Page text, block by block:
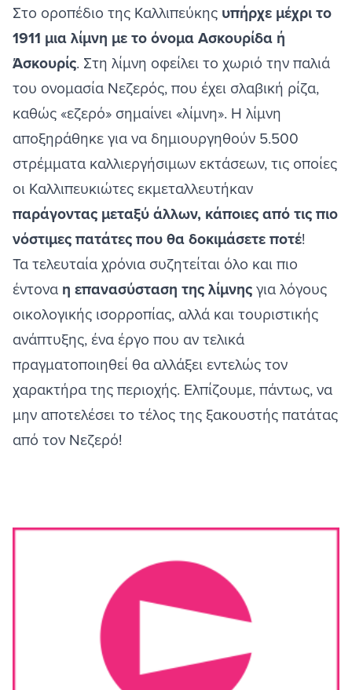
Στο οροπέδιο της Καλλιπεύκης υπήρχε μέχρι το
1911 μια λίμνη με το όνομα Ασκουρίδα ή
Άσκουρίς. Στη λίμνη οφείλει το χωριό την παλιά
του ονομασία Νεζερός, που έχει σλαβική ρίζα,
καθώς «εζερό» σημαίνει «λίμνη». Η λίμνη
αποξηράθηκε για να δημιουργηθούν 5.500
στρέμματα καλλιεργήσιμων εκτάσεων, τις οποίες
οι Καλλιπευκιώτες εκμεταλλευτήκαν
παράγοντας μεταξύ άλλων, κάποιες από τις πιο
νόστιμες πατάτες που θα δοκιμάσετε ποτέ!
Τα τελευταία χρόνια συζητείται όλο και πιο
έντονα η επανασύσταση της λίμνηςγια λόγους
οικολογικής ισορροπίας, αλλά και τουριστικής
ανάπτυξης, ένα έργο που αν τελικά
πραγματοποιηθεί θα αλλάξει εντελώς τον
χαρακτήρα της περιοχής. Ελπίζουμε, πάντως, να
μην αποτελέσει το τέλος της ξακουστής πατάτας
από τον Νεζερό!